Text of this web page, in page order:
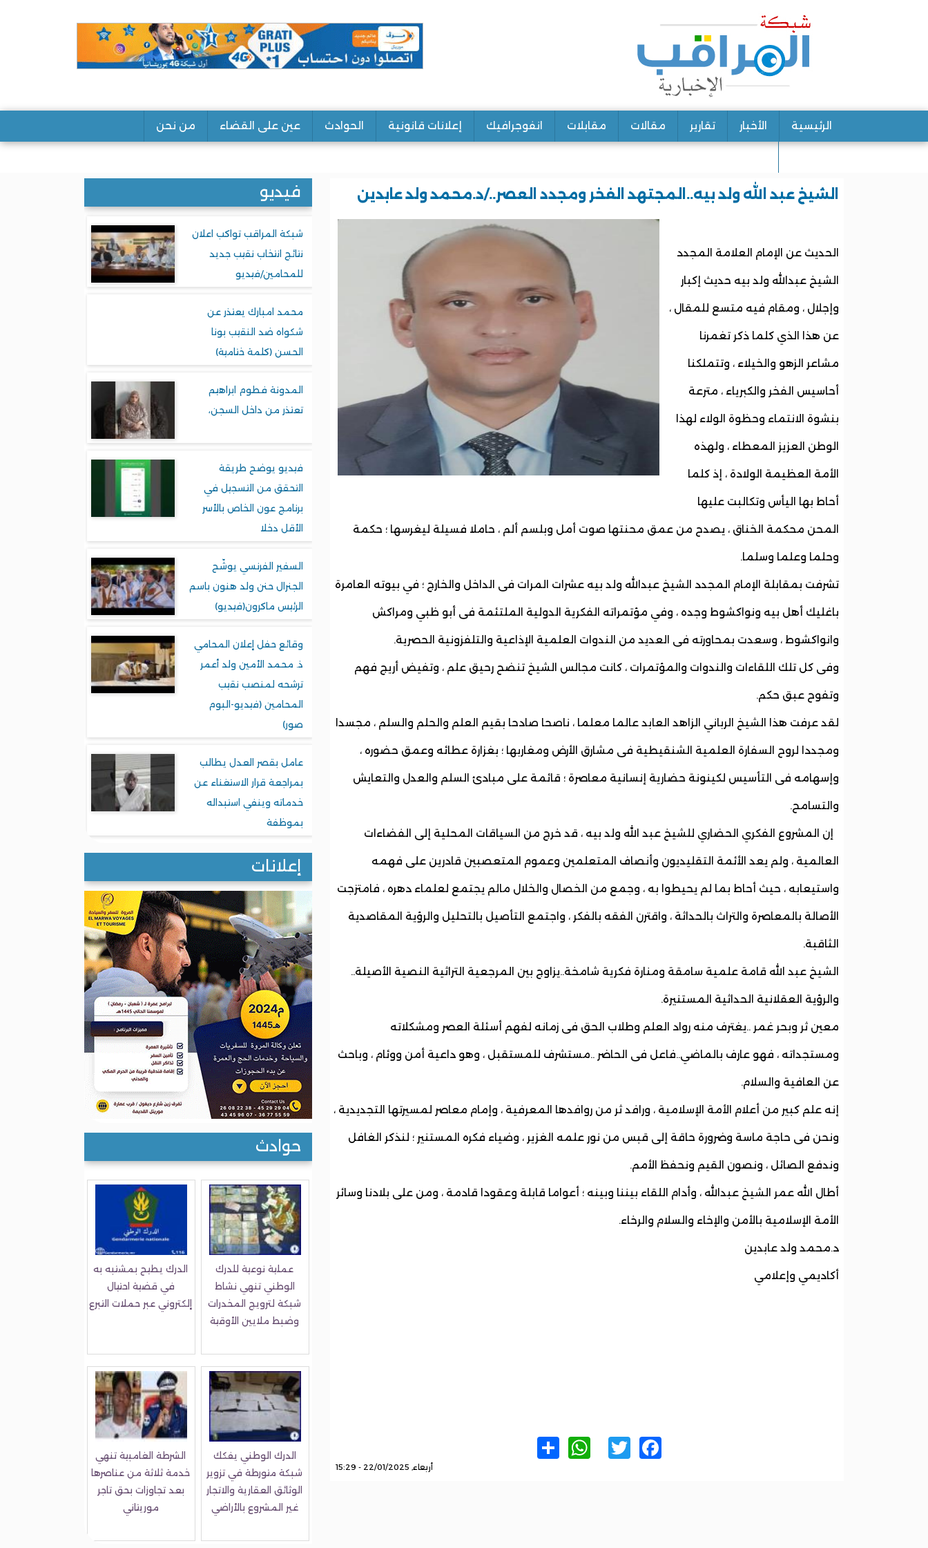
الرئيسية الأخبار تقارير مقالات مقابلات انفوجرافيك إعلانات قانونية الحوادث عين على القضاء من نحن
الشيخ عبد الله ولد بيه..المجتهد الفخر ومجدد العصر../د.محمد ولد عابدين
الحديث عن الإمام العلامة المجدد
الشيخ عبدالله ولد بيه حديث إكبار
وإجلال ، ومقام فيه متسع للمقال ،
عن هذا الذي كلما ذكر تغمرنا
مشاعر الزهو والخيلاء ، وتتملكنا
أحاسيس الفخر والكبرياء ، مترعة
بنشوة الانتماء وحظوة الولاء لهذا
الوطن العزيز المعطاء ، ولهذه
الأمة العظيمة الولادة ، إذ كلما
أحاط بها اليأس وتكالبت عليها
المحن محكمة الخناق ، يصدح من عمق محنتها صوت أمل وبلسم ألم ، حاملا فسيلة ليغرسها ؛ حكمة
وحلما وعلما وسلما.
تشرفت بمقابلة الإمام المجدد الشيخ عبدالله ولد بيه عشرات المرات فى الداخل والخارج ؛ في بيوته العامرة
باغليك أهل بيه ونواكشوط وجده ، وفي مؤتمراته الفكرية الدولية الملتئمة فى أبو ظبي ومراكش
وانواكشوط ، وسعدت بمحاورته فى العديد من الندوات العلمية الإذاعية والتلفزونية الحصرية.
وفى كل تلك اللقاءات والندوات والمؤتمرات ، كانت مجالس الشيخ تنضح رحيق علم ، وتفيض أريج فهم
وتفوح عبق حكم.
لقد عرفت هذا الشيخ الرباني الزاهد العابد عالما معلما ، ناصحا صادحا بقيم العلم والحلم والسلم ، مجسدا
ومجددا لروح السفارة العلمية الشنقيطية فى مشارق الأرض ومغاربها ؛ بغزارة عطائه وعمق حضوره ،
وإسهامه فى التأسيس لكينونة حضارية إنسانية معاصرة ؛ قائمة على مبادئ السلم والعدل والتعايش
والتسامح.
إن المشروع الفكري الحضاري للشيخ عبد الله ولد بيه ، قد خرج من السياقات المحلية إلى الفضاءات
العالمية ، ولم يعد الأئمة التقليديون وأنصاف المتعلمين وعموم المتعصبين قادرين على فهمه
واستيعابه ، حيث أحاط بما لم يحيطوا به ، وجمع من الخصال والخلال مالم يجتمع لعلماء دهره ، فامتزجت
الأصالة بالمعاصرة والتراث بالحداثة ، واقترن الفقه بالفكر ، واجتمع التأصيل بالتحليل والرؤية المقاصدية
الثاقبة.
الشيخ عبد الله قامة علمية سامقة ومنارة فكرية شامخة..يزاوج بين المرجعية التراثية النصية الأصيلة..
والرؤية العقلانية الحداثية المستنيرة.
معين ثر وبحر غمر ..يغترف منه رواد العلم وطلاب الحق فى زمانه لفهم أسئلة العصر ومشكلاته
ومستجداته ، فهو عارف بالماضي..فاعل فى الحاضر ..مستشرف للمستقبل ، وهو داعية أمن ووئام ، وباحث
عن العافية والسلام.
إنه علم كبير من أعلام الأمة الإسلامية ، ورافد ثر من روافدها المعرفية ، وإمام معاصر لمسيرتها التجديدية ،
ونحن فى حاجة ماسة وضرورة حاقة إلى قبس من نور علمه الغزير ، وضياء فكره المستنير ؛ لنذكر الغافل
وندفع الصائل ، ونصون القيم ونحفظ الأمم.
أطال الله عمر الشيخ عبدالله ، وأدام اللقاء بيننا وبينه ؛ أعواما قابلة وعقودا قادمة ، ومن على بلادنا وسائر
الأمة الإسلامية بالأمن والإخاء والسلام والرخاء.
د.محمد ولد عابدين
أكاديمي وإعلامي
Facebook
Twitter
WhatsApp
أربعاء, 22/01/2025 - 15:29
فيديو
شبكة المراقب تواكب اعلان
نتائج انتخاب نقيب جديد
للمحامين/فيديو
محمد امبارك يعتذر عن
شكواه ضد النقيب بونا
الحسن (كلمة ختامية)
المدونة فطوم ابراهيم
تعتذر من داخل السجن،
فيديو يوضح طريقة
التحقق من التسجيل في
برنامج عون الخاص بالأسر
الأقل دخلا
السفير الفرنسي يوشّح
الجنرال حنن ولد هنون باسم
الرئيس ماكرون(فيديو)
وقائع حفل إعلان المحامي
ذ. محمد الأمين ولد أعمر
ترشحه لمنصب نقيب
المحامين (فيديو-البوم
صور)
عامل بقصر العدل يطالب
بمراجعة قرار الاستغناء عن
خدماته وينفي استبداله
بموظفة
إعلانات
حوادث
عملية نوعية للدرك
الوطني تنهي نشاط
شبكة لترويج المخدرات
وضبط ملايين الأوقية
الدرك يطيح بمشتبه به
في قضية احتيال
إلكتروني عبر حملات التبرع
الدرك الوطني يفكك
شبكة متورطة في تزوير
الوثائق العقارية والاتجار
غير المشروع بالأراضي
الشرطة الغامبية تنهي
خدمة ثلاثة من عناصرها
بعد تجاوزات بحق تاجر
موريتاني